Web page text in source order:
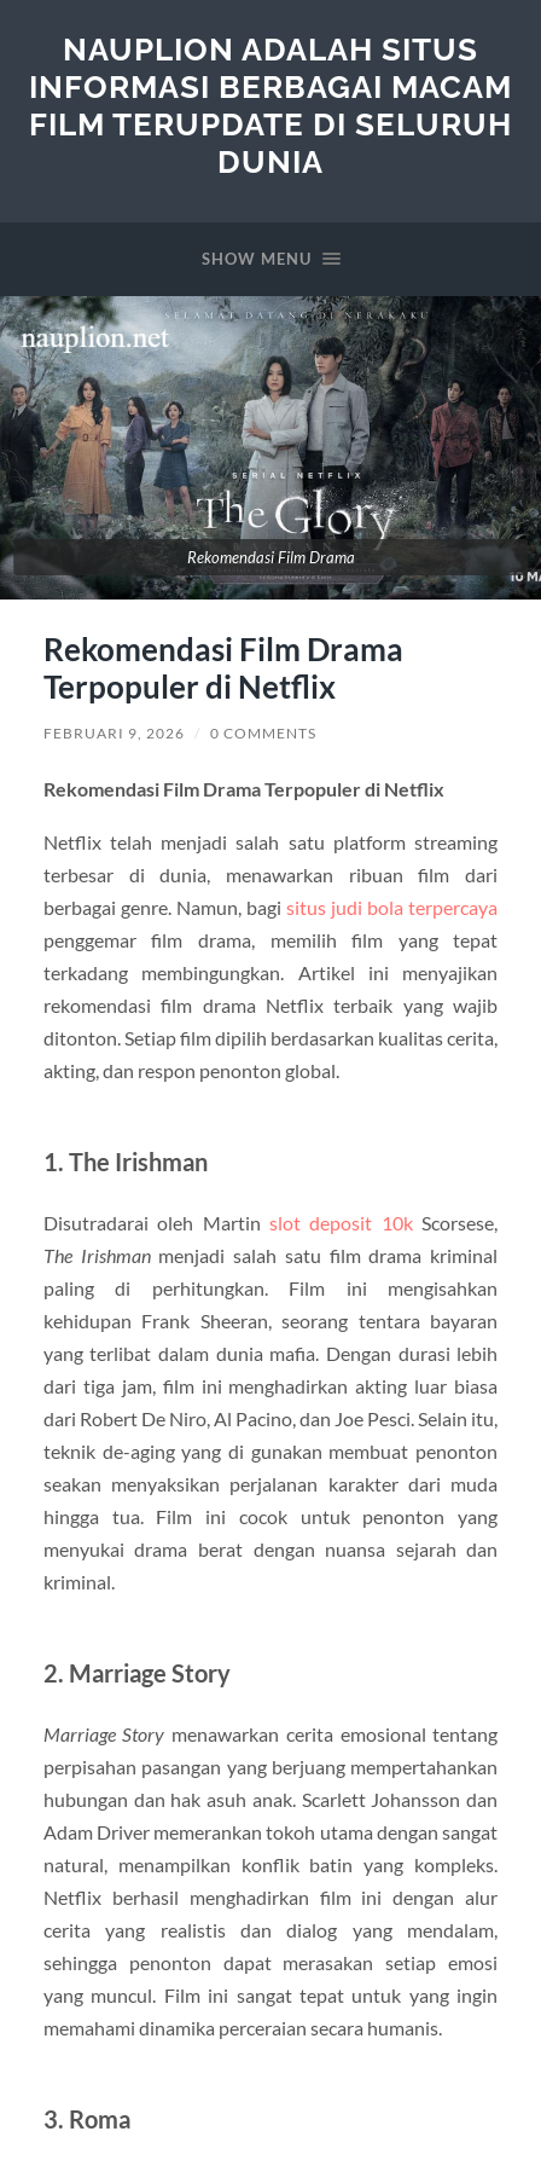
NAUPLION ADALAH SITUS
INFORMASI BERBAGAI MACAM
FILM TERUPDATE DI SELURUH
DUNIA
SHOW MENU
Rekomendasi Film Drama
Rekomendasi Film Drama
Terpopuler di Netflix
FEBRUARI 9, 2026 / 0 COMMENTS
Rekomendasi Film Drama Terpopuler di Netflix
Netflix telah menjadi salah satu platform streaming
terbesar di dunia, menawarkan ribuan film dari
berbagai genre. Namun, bagisitus judi bola terpercaya
penggemar film drama, memilih film yang tepat
terkadang membingungkan. Artikel ini menyajikan
rekomendasi film drama Netflix terbaik yang wajib
ditonton. Setiap film dipilih berdasarkan kualitas cerita,
akting, dan respon penonton global.
1. The Irishman
Disutradarai oleh Martin slot deposit 10kScorsese,
The Irishmanmenjadi salah satu film drama kriminal
paling di perhitungkan. Film ini mengisahkan
kehidupan Frank Sheeran, seorang tentara bayaran
yang terlibat dalam dunia mafia. Dengan durasi lebih
dari tiga jam, film ini menghadirkan akting luar biasa
dari Robert De Niro, Al Pacino, dan Joe Pesci. Selain itu,
teknik de-aging yang di gunakan membuat penonton
seakan menyaksikan perjalanan karakter dari muda
hingga tua. Film ini cocok untuk penonton yang
menyukai drama berat dengan nuansa sejarah dan
kriminal.
2. Marriage Story
Marriage Story menawarkan cerita emosional tentang
perpisahan pasangan yang berjuang mempertahankan
hubungan dan hak asuh anak. Scarlett Johansson dan
Adam Driver memerankan tokoh utama dengan sangat
natural, menampilkan konflik batin yang kompleks.
Netflix berhasil menghadirkan film ini dengan alur
cerita yang realistis dan dialog yang mendalam,
sehingga penonton dapat merasakan setiap emosi
yang muncul. Film ini sangat tepat untuk yang ingin
memahami dinamika perceraian secara humanis.
3. Roma